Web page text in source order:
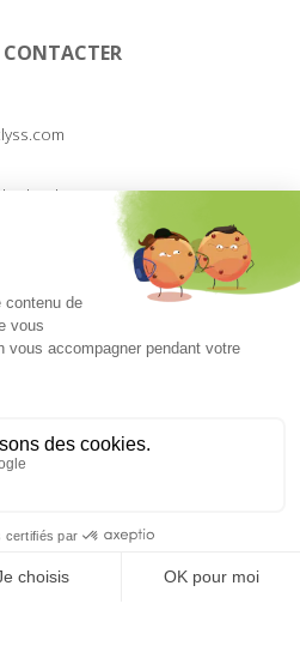
de Blosnes
DE LA LANDE
ET DOIT ÊTRE
ENGAGER.
nature que ce soit, ne peut